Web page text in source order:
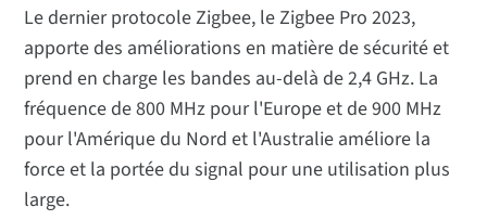
Le dernier protocole Zigbee, le Zigbee Pro 2023,
apporte des améliorations en matière de sécurité et
prend en charge les bandes au-delà de 2,4 GHz. La
fréquence de 800 MHz pour l'Europe et de 900 MHz
pour l'Amérique du Nord et l'Australie améliore la
force et la portée du signal pour une utilisation plus
large.